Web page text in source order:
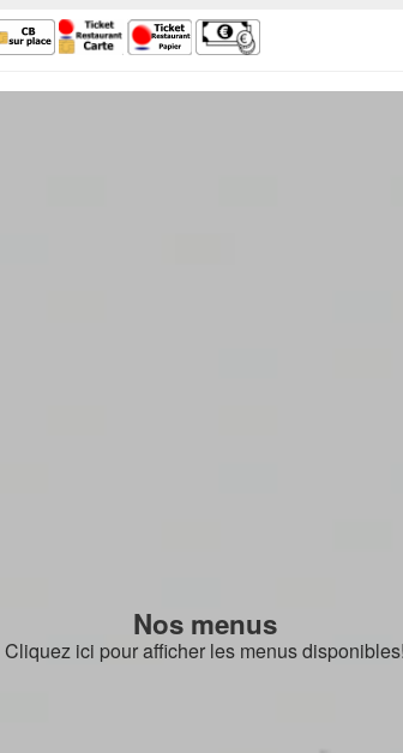
Nos menus
Cliquez ici pour afficher les menus disponibles!